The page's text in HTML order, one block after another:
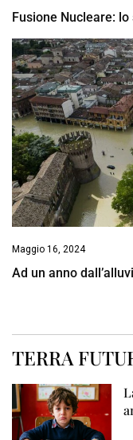
Fusione Nucleare: lo
Maggio 16, 2024
Ad un anno
TERRA